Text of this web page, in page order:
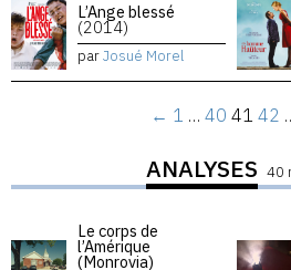
L’Ange blessé
(2014)
parJosué Morel
← 1 … 40 41 42
ANALYSES 40
Le corps de
l’Amérique
(Monrovia)